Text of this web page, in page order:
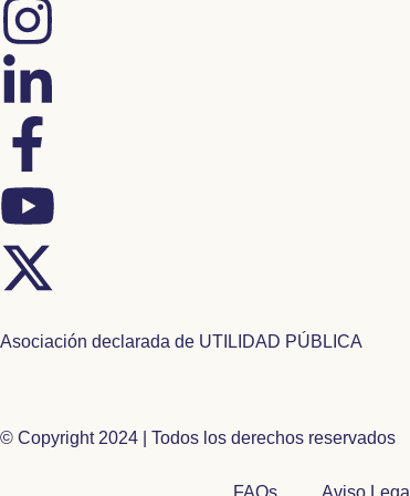
Asociación declarada de UTILIDAD PÚBLICA
© Copyright 2024 | Todos los derechos reservados
FAQs Aviso Legal